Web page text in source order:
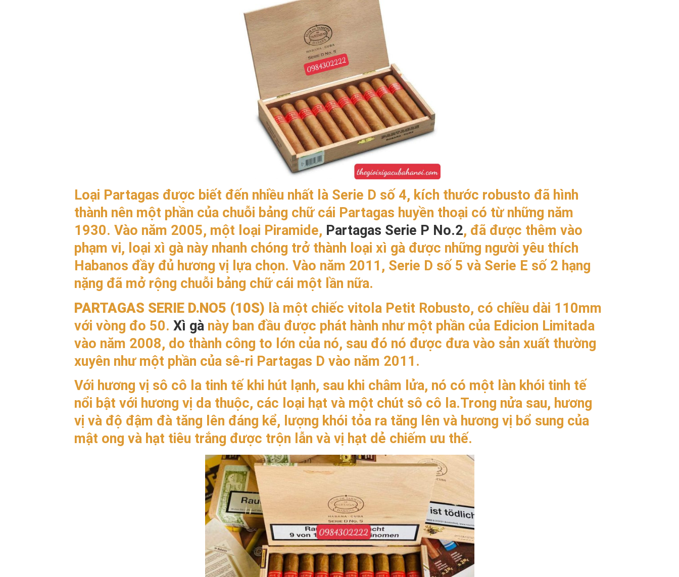
Loại Partagas được biết đến nhiều nhất là Serie D số 4, kích thước robusto đã hình
thành nên một phần của chuỗi bảng chữ cái Partagas huyền thoại có từ những năm
1930. Vào năm 2005, một loại Piramide, Partagas Serie P No.2, đã được thêm vào
phạm vi, loại xì gà này nhanh chóng trở thành loại xì gà được những người yêu thích
Habanos đầy đủ hương vị lựa chọn. Vào năm 2011, Serie D số 5 và Serie E số 2 hạng
nặng đã mở rộng chuỗi bảng chữ cái một lần nữa.
PARTAGAS SERIE D.NO5 (10S) là một chiếc vitola Petit Robusto, có chiều dài 110mm
với vòng đo 50. Xì gà này ban đầu được phát hành như một phần của Edicion Limitada
vào năm 2008, do thành công to lớn của nó, sau đó nó được đưa vào sản xuất thường
xuyên như một phần của sê-ri Partagas D vào năm 2011.
Với hương vị sô cô la tinh tế khi hút lạnh, sau khi châm lửa, nó có một làn khói tinh tế
nổi bật với hương vị da thuộc, các loại hạt và một chút sô cô la.Trong nửa sau, hương
vị và độ đậm đà tăng lên đáng kể, lượng khói tỏa ra tăng lên và hương vị bổ sung của
mật ong và hạt tiêu trắng được trộn lẫn và vị hạt dẻ chiếm ưu thế.